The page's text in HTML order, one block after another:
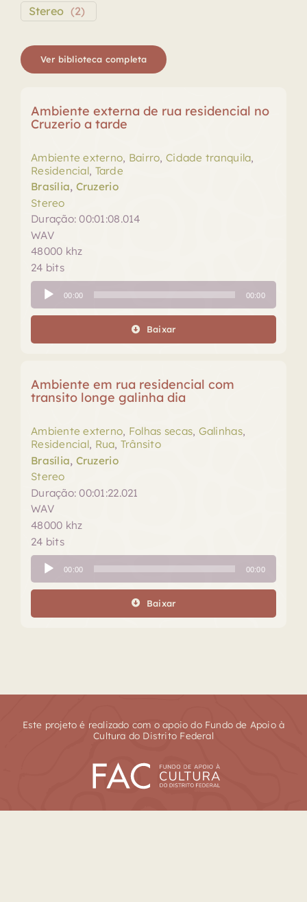
Stereo (2)
Ver biblioteca completa
Ambiente externa de rua residencial no
Cruzerio a tarde
Ambiente externo, Bairro,Cidade tranquila,
Residencial, Tarde
Brasília, Cruzerio
Stereo
Duração: 00:01:08.014
WAV
48000 khz
24 bits
Tocador
de
áudio
00:00 00:00
Baixar
Ambiente em rua residencial com
transito longe galinha dia
Ambiente externo, Folhas secas, Galinhas,
Residencial, Rua, Trânsito
Brasília, Cruzerio
Stereo
Duração: 00:01:22.021
WAV
48000 khz
24 bits
Tocador
de
áudio
00:00 00:00
Baixar
Este projeto é realizado com o apoio do Fundo de Apoio à
Cultura do Distrito Federal